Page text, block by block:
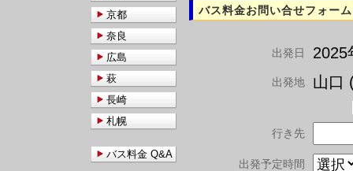
バス料金お問い合せフォーム
出発日 2025
出発地 山口
行き先
出発予定時間
京都
奈良
広島
萩
長崎
札幌
バス料金 Q&A